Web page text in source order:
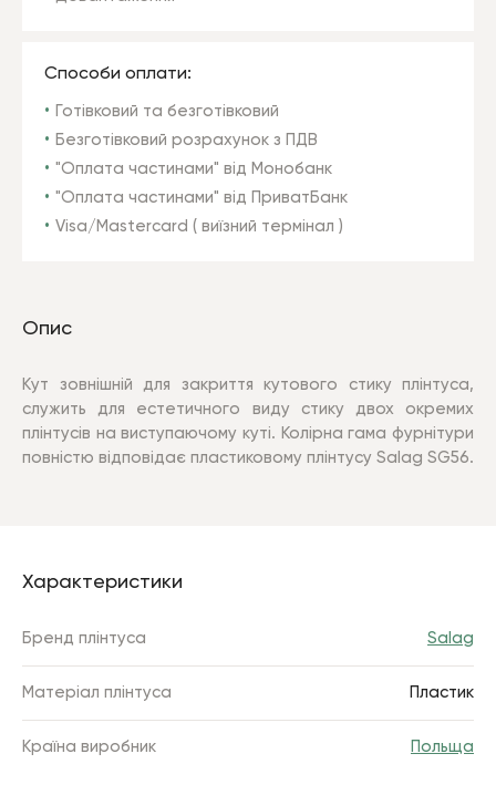
Способи оплати:
Готівковий та безготівковий
Безготівковий розрахунок з ПДВ
"Оплата частинами" від Монобанк
"Оплата частинами" від ПриватБанк
Visa/Mastercard ( виїзний термінал )
Опис
Кут зовнішній для закриття кутового стику плінтуса,
служить для естетичного виду стику двох окремих
плінтусів на виступаючому куті. Колірна гама фурнітури
повністю відповідає пластиковому плінтусу Salag SG56.
Характеристики
Бренд плінтуса Salag
Матеріал плінтуса Пластик
Країна виробник Польща